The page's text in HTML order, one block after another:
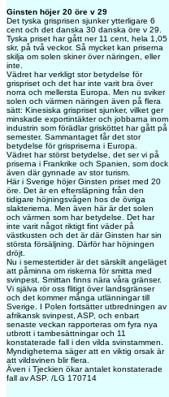
Ginsten höjer 20 öre v 29
Det tyska grisprisen sjunker ytterligare 6
cent och det danska 30 danska öre v 29.
Tyska priset har gått ner 11 cent, hela 1,05
skr, på två veckor. Så mycket kan priserna
skilja om solen skiner över näringen, eller
inte.
Vädret har verkligt stor betydelse för
grispriset och det har inte varit bra över
norra och mellersta Europa. Men nu sviker
solen och värmen näringen även på flera
sätt: Kinesiska grispriset sjunker, vilket ger
minskade exportintäkter och jobbarna inom
industrin som förädlar grisköttet har gått på
semester. Sammantaget får det stor
betydelse för grispriserna i Europa.
Vädret har störst betydelse, det ser vi på
priserna i Frankrike och Spanien, som dock
även där gynnade av stor turism.
Här i Sverige höjer Ginsten priset med 20
öre. Det är en eftersläpning från den
tidigare höjningsvågen hos de övriga
slakterierna. Men även här är det solen
och värmen som har betydelse. Det har
inte varit något riktigt fint väder på
västkusten och det är där Ginsten har sin
största försäljning. Därför har höjningen
dröjt.
Nu i semestertider är det särskilt angeläget
att påminna om riskerna för smitta med
svinpest. Smittan finns nära våra gränser.
Vi själva rör oss flitigt över landsgränser
och det kommer många utlänningar till
Sverige. I Polen fortsätter utbredningen av
afrikansk svinpest, ASP, och enbart
senaste veckan rapporteras om fyra nya
utbrott i tambesättningar och 11
konstaterade fall i den vilda svinstammen.
Myndigheterna säger att en viktig orsak är
att vildsvinen blir flera.
Även i Tjeckien ökar antalet konstaterade
fall av ASP. /LG 170714